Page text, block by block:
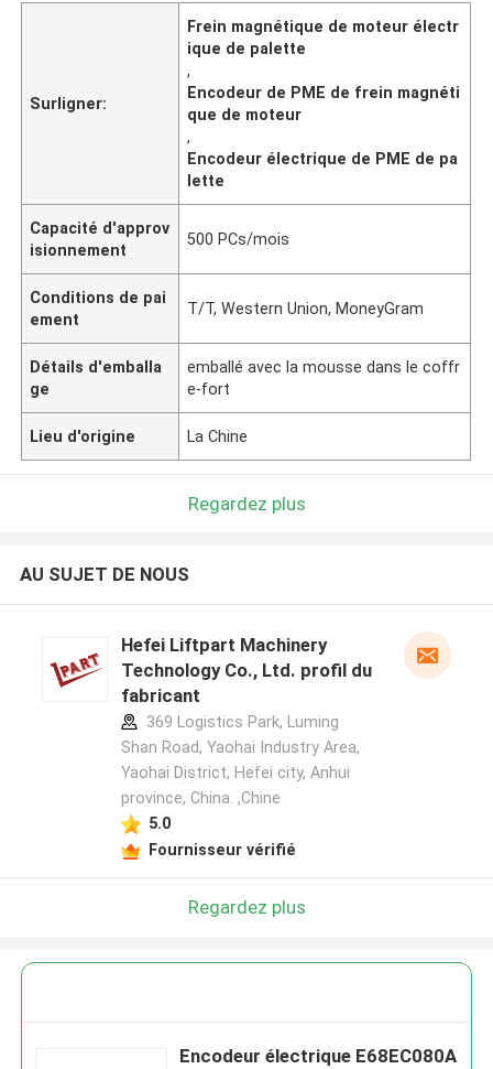
Surligner:
Frein magnétique de moteur électr
ique de palette
,
Encodeur de PME de frein magnéti
que de moteur
,
Encodeur électrique de PME de pa
lette
Capacité d'approv
isionnement
500 PCs/mois
Conditions de pai
ement
T/T, Western Union, MoneyGram
Détails d'emballa
ge
emballé avec la mousse dans le coffr
e-fort
Lieu d'origine La Chine
Regardez plus
AU SUJET DE NOUS
Hefei Liftpart Machinery
Technology Co., Ltd. profil du
fabricant
369 Logistics Park, Luming
Shan Road, Yaohai Industry Area,
Yaohai District, Hefei city, Anhui
province, China. ,Chine
5.0
Fournisseur vérifié
Regardez plus
Encodeur électrique E68EC080A